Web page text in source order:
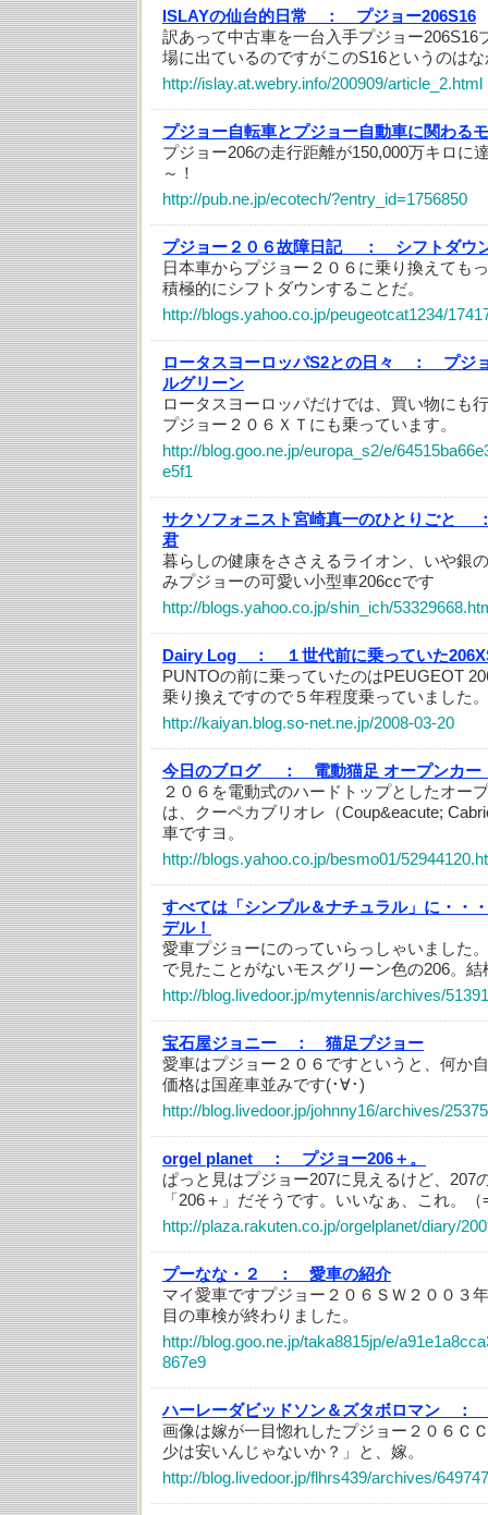
ISLAYの仙台的日常 ：
プジョー206S16
訳あって中古車を一台入手プジョー206S16
場に出ているのですがこのS16というのは
http://islay.at.webry.info/200909/article_2.html
プジョー自転車とプジョー自動車に関わる
プジョー206の走行距離が150,000万キロに
～！
http://pub.ne.jp/ecotech/?entry_id=1756850
プジョー２０６故障日記 ：
シフトダウ
日本車からプジョー２０６に乗り換えても
積極的にシフトダウンすることだ。
http://blogs.yahoo.co.jp/peugeotcat1234/
ロータスヨーロッパS2との日々 ：
プジ
ルグリーン
ロータスヨーロッパだけでは、買い物にも
プジョー２０６ＸＴにも乗っています。
http://blog.goo.ne.jp/europa_s2/e/
e5f1
サクソフォニスト宮崎真一のひとりごと
君
暮らしの健康をささえるライオン、いや銀
みプジョーの可愛い小型車206ccです
http://blogs.yahoo.co.jp/shin_ich/
Dairy Log ：
１世代前に乗っていた
PUNTOの前に乗っていたのはPEUGEOT
乗り換えですので５年程度乗っていました。
http://kaiyan.blog.so-net.ne.jp/2008-03-20
今日のブログ ：
電動猫足 オープンカ
２０６を電動式のハードトップとしたオー
は、クーペカブリオレ（Coup&eacute;
車ですヨ。
http://blogs.yahoo.co.jp/besmo01/
すべては「シンプル＆ナチュラル」に・・
デル！
愛車プジョーにのっていらっしゃいました
で見たことがないモスグリーン色の206。
http://blog.livedoor.jp/mytennis/archives/
宝石屋ジョニー ：
猫足プジョー
愛車はプジョー２０６ですというと、何か
価格は国産車並みです(･∀･)
http://blog.livedoor.jp/johnny16/archives/
orgel planet ：
プジョー206＋。
ぱっと見はプジョー207に見えるけど、207
「206＋」だそうです。いいなぁ、これ。（
http://plaza.rakuten.co.jp/orgelplanet/diary/
プーなな・２ ：
愛車の紹介
マイ愛車ですプジョー２０６ＳＷ２００３
目の車検が終わりました。
http://blog.goo.ne.jp/taka8815jp/e/
867e9
ハーレーダビッドソン＆ズタボロマン ：
画像は嫁が一目惚れしたプジョー２０６Ｃ
少は安いんじゃないか？」と、嫁。
http://blog.livedoor.jp/flhrs439/archives/